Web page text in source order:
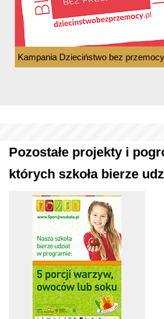
Kampania Dzieciństwo bez przemocy
Pozostałe projekty i
których szkoła bierze